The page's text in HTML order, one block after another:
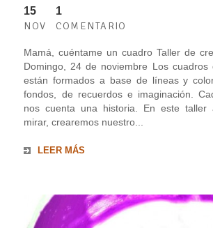
15
NOV
1
COMENTARIO
Mamá, cuéntame un cuadro Taller de
Domingo, 24 de noviembre Los cuadros
están formados a base de líneas y
fondos, de recuerdos e imaginación.
nos cuenta una historia. En este taller
mirar, crearemos nuestro...
LEER MÁS